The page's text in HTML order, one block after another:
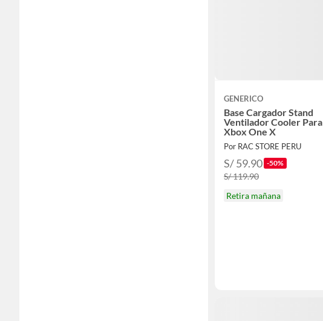
GENERICO
Base Cargador Stand
Ventilador Cooler Para
Xbox One X
Por RAC STORE PERU
S/ 59.90 -50%
S/ 119.90
Retira mañana